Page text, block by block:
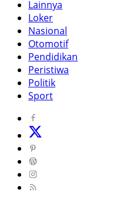
Lainnya
Loker
Nasional
Otomotif
Pendidikan
Peristiwa
Politik
Sport